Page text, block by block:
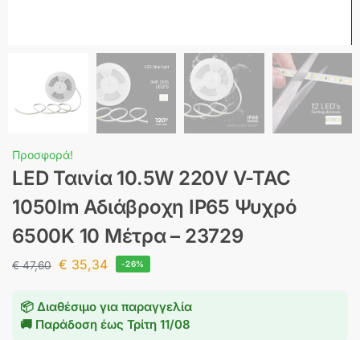
Προσφορά!
LED Ταινία 10.5W 220V V-TAC
1050lm Αδιάβροχη IP65 Ψυχρό
6500K 10 Μέτρα – 23729
€47,60 € 35,34 -26%
📦 Διαθέσιμο για παραγγελία
🚚 Παράδοση έως Τρίτη 11/08